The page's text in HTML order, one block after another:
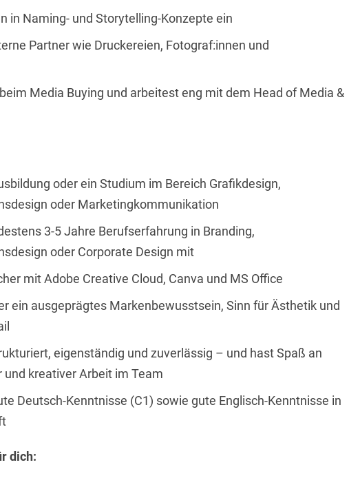
in Naming- und Storytelling-Konzepte ein
Partner wie Druckereien, Fotograf:innen und
Media Buying und arbeitest eng mit dem Head of Media &
oder ein Studium im Bereich Grafikdesign,
oder Marketingkommunikation
3-5 Jahre Berufserfahrung in Branding,
oder Corporate Design mit
mit Adobe Creative Cloud, Canva und MS Office
ein ausgeprägtes Markenbewusstsein, Sinn für Ästhetik und
eigenständig und zuverlässig – und hast Spaß an
und kreativer Arbeit im Team
Deutsch-Kenntnisse (C1) sowie gute Englisch-Kenntnisse in
dich: